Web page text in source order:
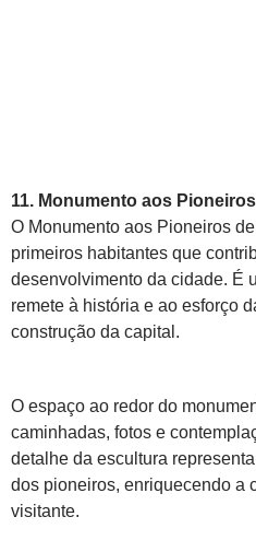
11. Monumento aos
O Monumento aos Pioneiros
primeiros habitantes que
desenvolvimento da cidade. É
remete à história e ao esforço
construção da capital.
O espaço ao redor do
caminhadas, fotos e
detalhe da escultura
dos pioneiros, enriquecendo a
visitante.